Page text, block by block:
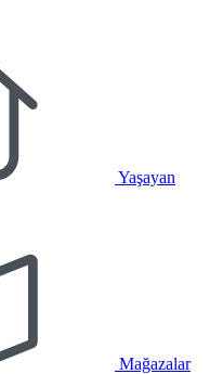
Yaşayan
Mağazalar